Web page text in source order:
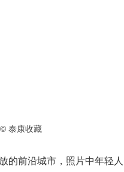
泰康收藏
的前沿城市，照片中年轻人